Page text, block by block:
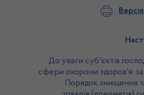
До уваги суб'єктів
сфери охорони здоров'я:
Порядок знищення та